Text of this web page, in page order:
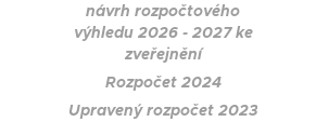
návrh rozpočtového
výhledu 2026 - 2027 ke
zveřejnění
Rozpočet 2024
Upravený rozpočet 2023